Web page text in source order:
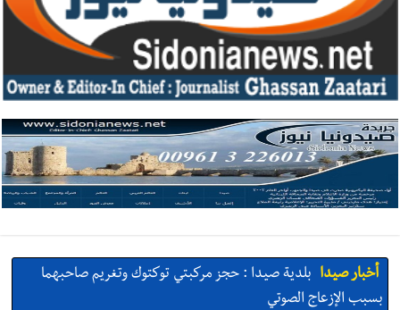
أخبار صيدا بلدية صيدا : حجز مركبتي توكتوك وتغريم صاحبهما
بسبب الإزعاج الصوتي